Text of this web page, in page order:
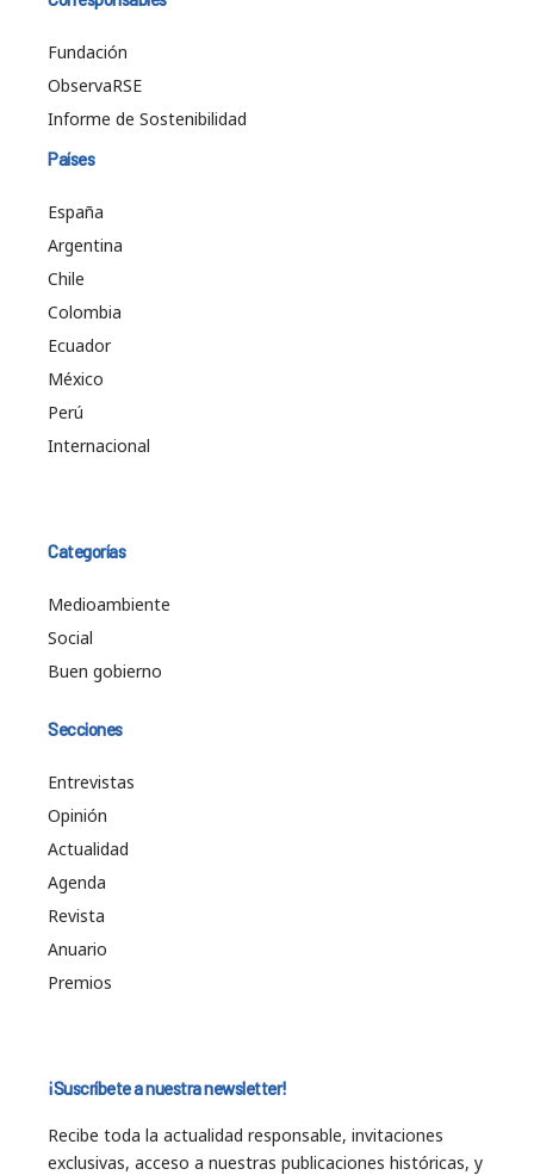
Fundación
ObservaRSE
Informe de Sostenibilidad
Países
España
Argentina
Chile
Colombia
Ecuador
México
Perú
Internacional
Categorías
Medioambiente
Social
Buen gobierno
Secciones
Entrevistas
Opinión
Actualidad
Agenda
Revista
Anuario
Premios
¡Suscríbete a nuestra newsletter!
Recibe toda la actualidad responsable, invitaciones
exclusivas, acceso a nuestras publicaciones históricas, y